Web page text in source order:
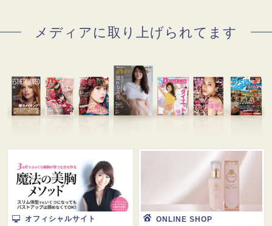
メディアに取り上げられてます
オフィシャルサイト ONLINE SHOP